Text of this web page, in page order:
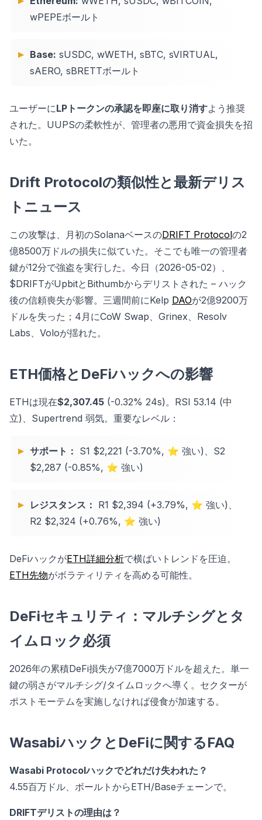
wPEPEボールト
Base: sUSDC, wWETH, sBTC, sVIRTUAL,
sAERO, sBRETTボールト
ユーザーにLPトークンの承認を即座に取り消すよう推奨
された。UUPSの柔軟性が、管理者の悪用で資金損失を招
いた。
Drift Protocolの類似性と最新デリス
トニュース
この攻撃は、月初のSolanaベースのDRIFT Protocolの2
億8500万ドルの損失に似ていた。そこでも唯一の管理者
鍵が12分で強盗を実行した。今日（2026-05-02）、
$DRIFTがUpbitとBithumbからデリストされた – ハック
後の信頼喪失が影響。三週間前にKelp DAOが2億9200万
ドルを失った；4月にCoW Swap、Grinex、Resolv
Labs、Voloが揺れた。
ETH価格とDeFiハックへの影響
ETHは現在$2,307.45 (-0.32% 24s)。RSI 53.14 (中
立)、Supertrend 弱気。重要なレベル：
サポート： S1 $2,221 (-3.70%, ⭐ 強い)、S2
$2,287 (-0.85%, ⭐ 強い)
レジスタンス： R1 $2,394 (+3.79%, ⭐ 強い)、
R2 $2,324 (+0.76%, ⭐ 強い)
DeFiハックがETH詳細分析で横ばいトレンドを圧迫。
ETH先物がボラティリティを高める可能性。
DeFiセキュリティ：マルチシグとタ
イムロック必須
2026年の累積DeFi損失が7億7000万ドルを超えた。単一
鍵の弱さがマルチシグ/タイムロックへ導く。セクターが
ポストモーテムを実施しなければ侵食が加速する。
WasabiハックとDeFiに関するFAQ
Wasabi Protocolハックでどれだけ失われた？
4.55百万ドル、ボールトからETH/Baseチェーンで。
DRIFTデリストの理由は？